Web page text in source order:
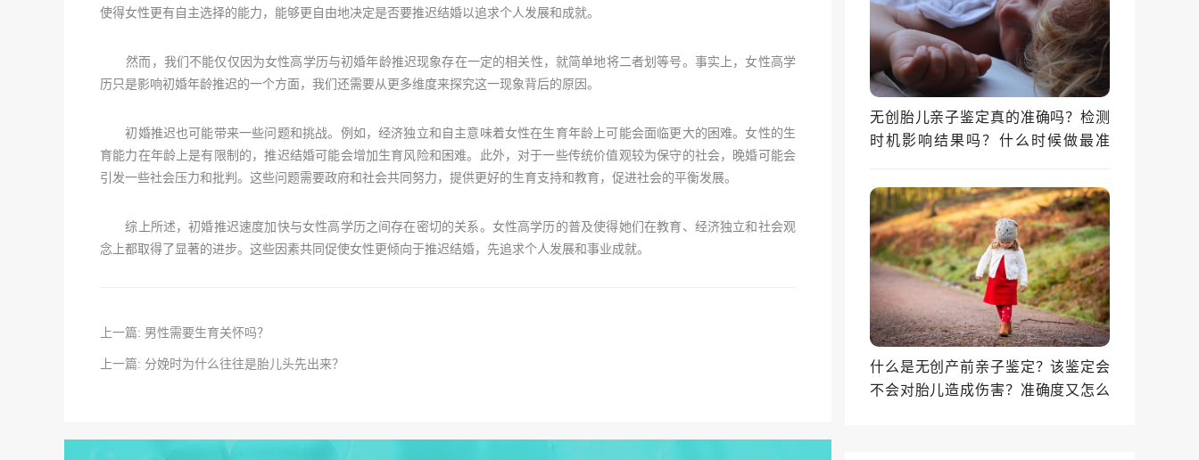
使得女性更有自主选择的能力，能够更自由地决定是否要推迟结婚以追求个人发展和成就。
然而，我们不能仅仅因为女性高学历与初婚年龄推迟现象存在一定的相关性，就简单地将二者划等号。事实上，女性高学
历只是影响初婚年龄推迟的一个方面，我们还需要从更多维度来探究这一现象背后的原因。
初婚推迟也可能带来一些问题和挑战。例如，经济独立和自主意味着女性在生育年龄上可能会面临更大的困难。女性的生
育能力在年龄上是有限制的，推迟结婚可能会增加生育风险和困难。此外，对于一些传统价值观较为保守的社会，晚婚可能会
引发一些社会压力和批判。这些问题需要政府和社会共同努力，提供更好的生育支持和教育，促进社会的平衡发展。
综上所述，初婚推迟速度加快与女性高学历之间存在密切的关系。女性高学历的普及使得她们在教育、经济独立和社会观
念上都取得了显著的进步。这些因素共同促使女性更倾向于推迟结婚，先追求个人发展和事业成就。
上一篇: 男性需要生育关怀吗？
上一篇: 分娩时为什么往往是胎儿头先出来？
无创胎儿亲子鉴定真的准确吗？检测
时机影响结果吗？什么时候做最准
什么是无创产前亲子鉴定？该鉴定会
不会对胎儿造成伤害？准确度又怎么